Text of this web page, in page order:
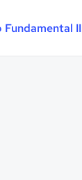
Fundamental II